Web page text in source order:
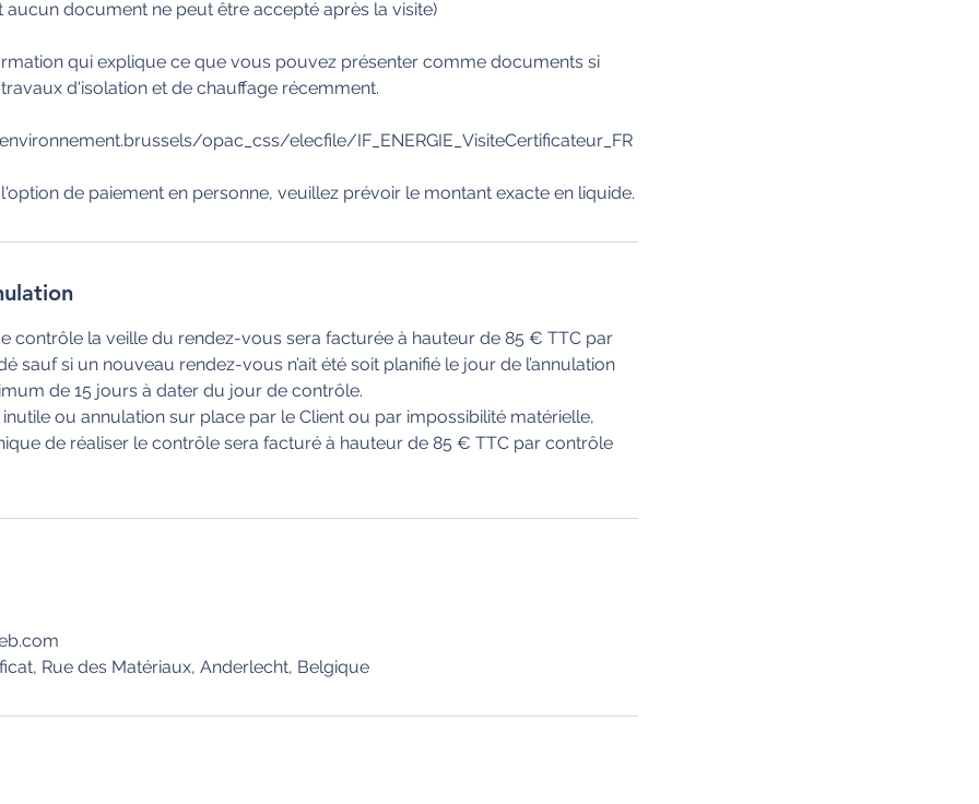
aucun document ne peut être accepté après la visite)
qui explique ce que vous pouvez présenter comme documents si
d'isolation et de chauffage récemment.
opac_css/elecfile/IF_ENERGIE_VisiteCertificateur_FR
contrôle la veille du rendez-vous sera facturée à hauteur de 85 € TTC par
sauf si un nouveau rendez-vous n’ait été soit planifié le jour de l’annulation
de 15 jours à dater du jour de contrôle.
ou annulation sur place par le Client ou par impossibilité matérielle,
de réaliser le contrôle sera facturé à hauteur de 85 € TTC par contrôle
Rue des Matériaux, Anderlecht, Belgique